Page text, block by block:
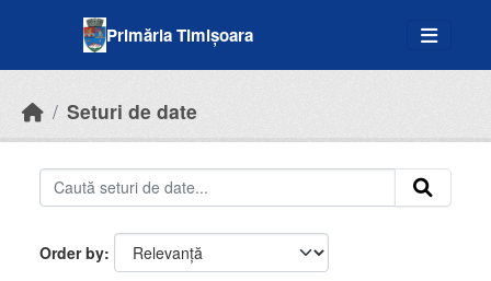
Primăria Timișoara
Seturi de date
Order by